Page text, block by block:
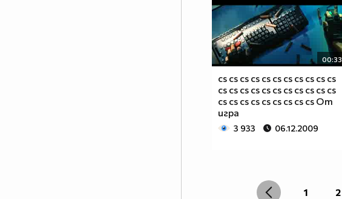
00:33
cs cs cs cs cs cs cs cs cs cs cs
cs cs cs cs cs cs cs cs cs cs cs
cs cs cs cs cs cs cs cs cs От
игра
3 933 06.12.2009
1 2